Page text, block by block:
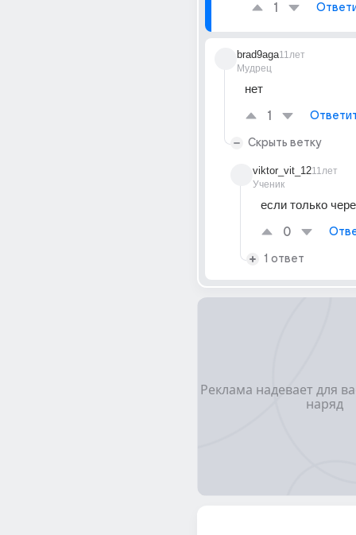
1
brad9aga
Мудрец
11лет
нет
1
Скрыть ветку
viktor_vit_12
Ученик
11лет
если только
0
1 ответ